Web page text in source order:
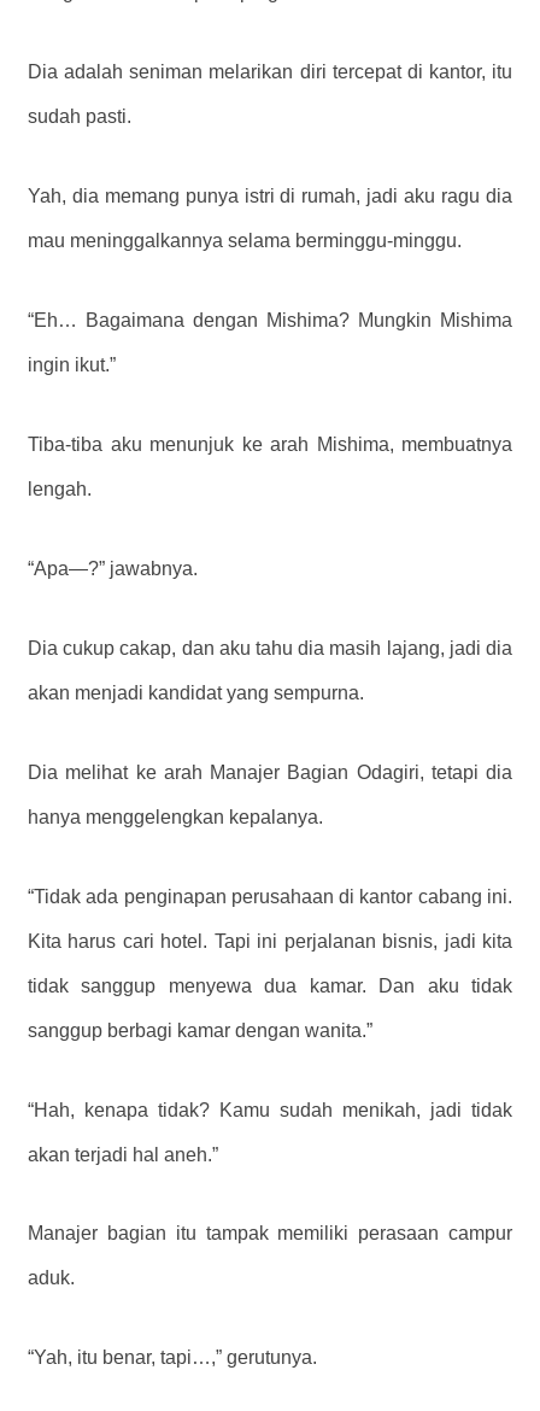
Dia adalah seniman melarikan diri tercepat di kantor, itu
sudah pasti.
Yah, dia memang punya istri di rumah, jadi aku ragu dia
mau meninggalkannya selama berminggu-minggu.
“Eh… Bagaimana dengan Mishima? Mungkin Mishima
ingin ikut.”
Tiba-tiba aku menunjuk ke arah Mishima, membuatnya
lengah.
“Apa—?” jawabnya.
Dia cukup cakap, dan aku tahu dia masih lajang, jadi dia
akan menjadi kandidat yang sempurna.
Dia melihat ke arah Manajer Bagian Odagiri, tetapi dia
hanya menggelengkan kepalanya.
“Tidak ada penginapan perusahaan di kantor cabang ini.
Kita harus cari hotel. Tapi ini perjalanan bisnis, jadi kita
tidak sanggup menyewa dua kamar. Dan aku tidak
sanggup berbagi kamar dengan wanita.”
“Hah, kenapa tidak? Kamu sudah menikah, jadi tidak
akan terjadi hal aneh.”
Manajer bagian itu tampak memiliki perasaan campur
aduk.
“Yah, itu benar, tapi…,” gerutunya.